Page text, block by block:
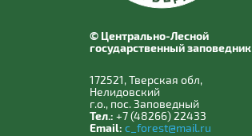
© Центрально-Лесной
государственный заповедник
172521, Тверская обл,
Нелидовский
г.о., пос. Заповедный
Тел.: +7 (48266) 22433
Email: c_forest@mail.ru